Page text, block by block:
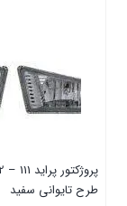
طرح تایوانی سفید